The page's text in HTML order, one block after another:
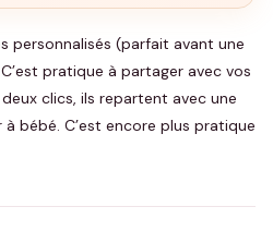
personnalisés (parfait avant une
pratique à partager avec vos
clics, ils repartent avec une
bébé. C’est encore plus pratique